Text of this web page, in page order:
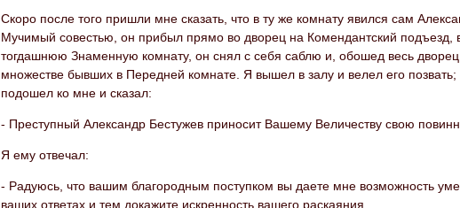
Скоро после того пришли мне сказать, что в ту же комнату явился сам
Мучимый совестью, он прибыл прямо во дворец на Комендантский
тогдашнюю Знаменную комнату, он снял с себя саблю и, обошед весь
множестве бывших в Передней комнате. Я вышел в залу и велел его
подошел ко мне и сказал:
- Преступный Александр Бестужев приносит Вашему Величеству свою
Я ему отвечал:
- Радуюсь, что вашим благородным поступком вы даете мне возможность
ваших ответах и тем докажите искренность вашего раскаяния.